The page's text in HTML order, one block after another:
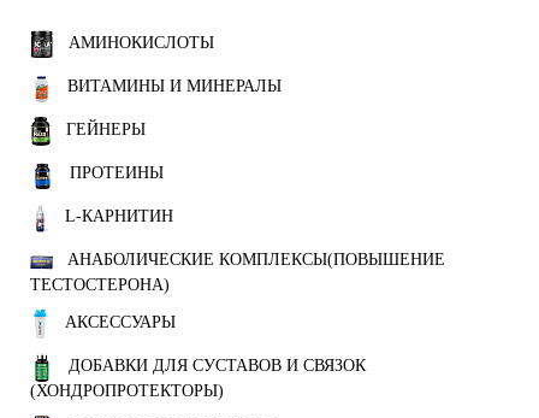
АМИНОКИСЛОТЫ
ВИТАМИНЫ И МИНЕРАЛЫ
ГЕЙНЕРЫ
ПРОТЕИНЫ
L-КАРНИТИН
АНАБОЛИЧЕСКИЕ КОМПЛЕКСЫ(ПОВЫШЕНИЕ
ТЕСТОСТЕРОНА)
АКСЕССУАРЫ
ДОБАВКИ ДЛЯ СУСТАВОВ И СВЯЗОК
(ХОНДРОПРОТЕКТОРЫ)